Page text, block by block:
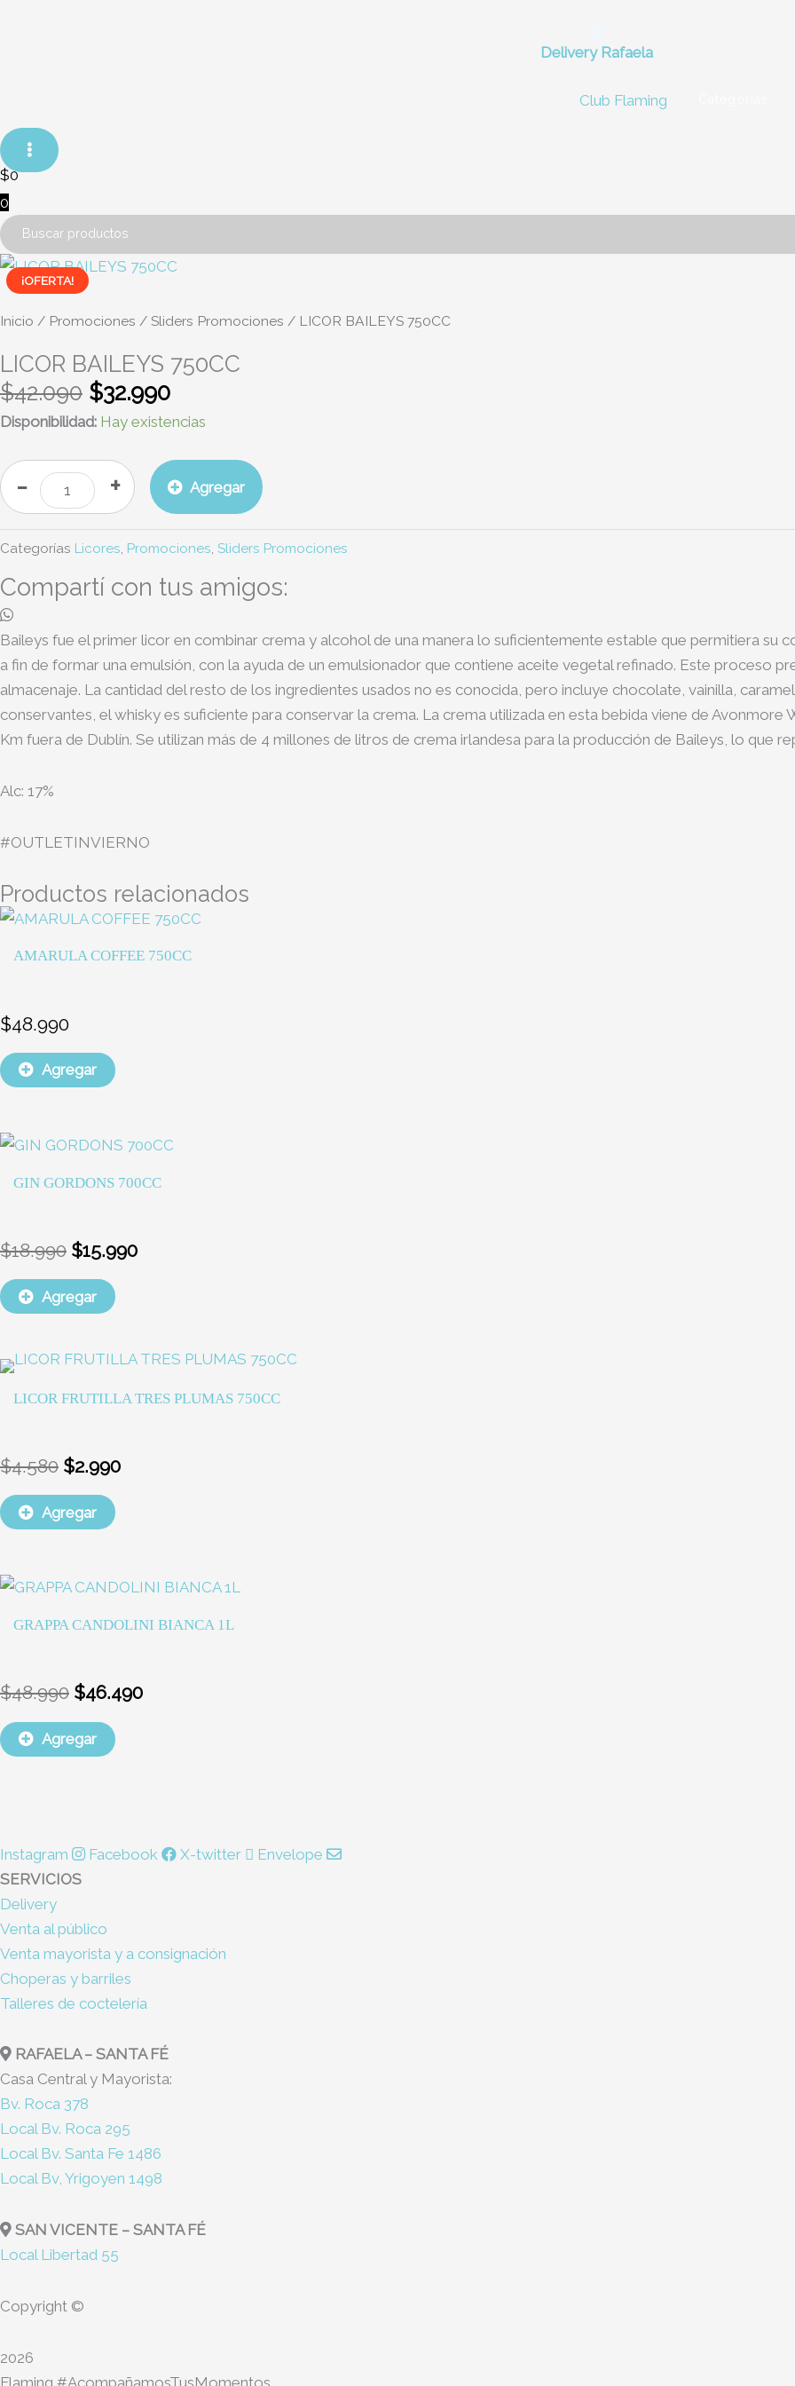
Delivery Rafaela
Club Flaming
$0
0
¡OFERTA!
Inicio / Promociones / Sliders Promociones / LICOR BAILEYS 750CC
LICOR BAILEYS 750CC
$42.090
El
precio
original
$42.090.
$32.990
El
actual
$32.990.
Disponibilidad: Hay existencias
-
LICOR
BAILEYS
750CC
+ Agregar
Categorías Licores, Promociones, Sliders Promociones
Compartí con tus amigos:
Baileys fue el primer licor en combinar crema y alcohol de una manera lo suficientemente estable que permitiera su
a fin de formar una emulsión, con la ayuda de un emulsionador que contiene aceite vegetal refinado. Este proceso
almacenaje. La cantidad del resto de los ingredientes usados no es conocida, pero incluye chocolate, vainilla,
conservantes, el whisky es suficiente para conservar la crema. La crema utilizada en esta bebida viene de Avonmore
Km fuera de Dublín. Se utilizan más de 4 millones de litros de crema irlandesa para la producción de Baileys, lo que
Alc: 17%
#OUTLETINVIERNO
Productos relacionados
AMARULA COFFEE 750CC
$48.990
Agregar
GIN GORDONS 700CC
$18.990
El
original
$18.990.
$15.990
El
actual
Agregar
LICOR FRUTILLA TRES PLUMAS 750CC
$4.580
El
precio
$4.580.
$2.990
El
precio
$2.990.
Agregar
GRAPPA CANDOLINI BIANCA 1L
$48.990
El
original
$48.990.
$46.490
El
actual
Agregar
Instagram Facebook X-twitter
Envelope
SERVICIOS
Delivery
Venta al público
Venta mayorista y a consignación
Choperas y barriles
Talleres de coctelería
RAFAELA – SANTA FÉ
Casa Central y Mayorista:
Bv. Roca 378
Local Bv. Roca 295
Local Bv. Santa Fe 1486
Local Bv, Yrigoyen 1498
SAN VICENTE – SANTA FÉ
Local Libertad 55
Copyright ©
2026
Flaming #AcompañamosTusMomentos